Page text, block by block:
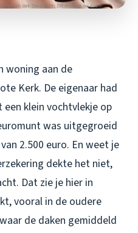
woning aan de
Kerk. De eigenaar had
klein vochtvlekje op
was uitgegroeid
2.500 euro. En weet je
dekte het niet,
Dat zie je hier in
vooral in de oudere
de daken gemiddeld